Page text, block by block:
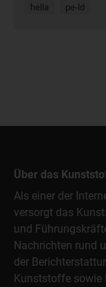
hella
pe-ld
Über das
Als einer der
versorgt das
und
Nachrichten rund
der
Kunststoffe sowie